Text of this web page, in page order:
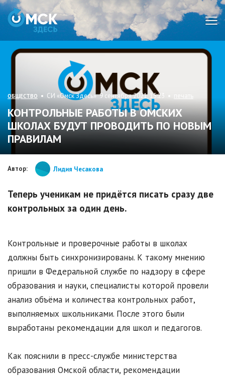
ОБЩЕСТВО • СИ «Омск Здесь» 9 сентября 2021, 15:23 • печать
КОНТРОЛЬНЫЕ РАБОТЫ В ОМСКИХ
ШКОЛАХ БУДУТ ПРОВОДИТЬ ПО НОВЫМ
ПРАВИЛАМ
Автор: Лидия Чесакова
Теперь ученикам не придётся писать сразу две
контрольных за один день.
Контрольные и проверочные работы в школах
должны быть синхронизированы. К такому мнению
пришли в Федеральной службе по надзору в сфере
образования и науки, специалисты которой провели
анализ объёма и количества контрольных работ,
выполняемых школьниками. После этого были
выработаны рекомендации для школ и педагогов.
Как пояснили в пресс-службе министерства
образования Омской области, рекомендации